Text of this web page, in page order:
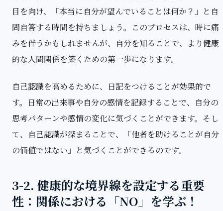
目を向け、「本当に自分が望んでいることは何か？」と自
問自答する時間を持ちましょう。このプロセスは、時に痛
みを伴うかもしれませんが、自分を知ることで、より健康
的な人間関係を築くための第一歩になります。
自己認識を高めるために、日記をつけることが効果的で
す。日常の出来事や自分の感情を記録することで、自分の
思考パターンや感情の変化に気づくことができます。そし
て、自己認識が深まることで、「他者を助けることが自分
の価値ではない」と気づくことができるのです。
3-2. 健康的な境界線を設定する重要
性：関係における「NO」を学ぶ！